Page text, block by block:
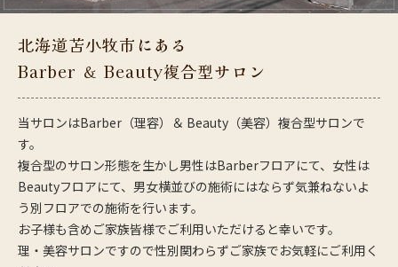
北海道苫小牧市にある
Barber ＆ Beauty複合型サロン
当サロンはBarber（理容）＆ Beauty（美容）複合型サロンで
す。
複合型のサロン形態を生かし男性はBarberフロアにて、女性は
Beautyフロアにて、男女横並びの施術にはならず気兼ねないよ
う別フロアでの施術を行います。
お子様も含めご家族皆様でご利用いただけると幸いです。
理・美容サロンですので性別関わらずご家族でお気軽にご利用く